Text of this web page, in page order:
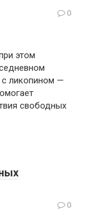
0
этом
с ликопином —
свободных
0